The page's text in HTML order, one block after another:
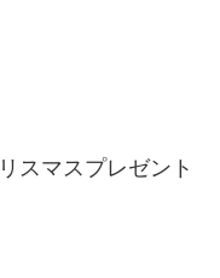
スマスプレゼント